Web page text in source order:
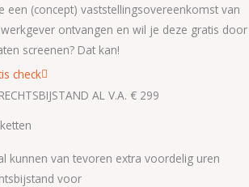
een (concept) vaststellingsovereenkomst van
ontvangen en wil je deze gratis door
screenen? Dat kan!
check
AL V.A. € 299
kunnen van tevoren extra voordelig uren
voor